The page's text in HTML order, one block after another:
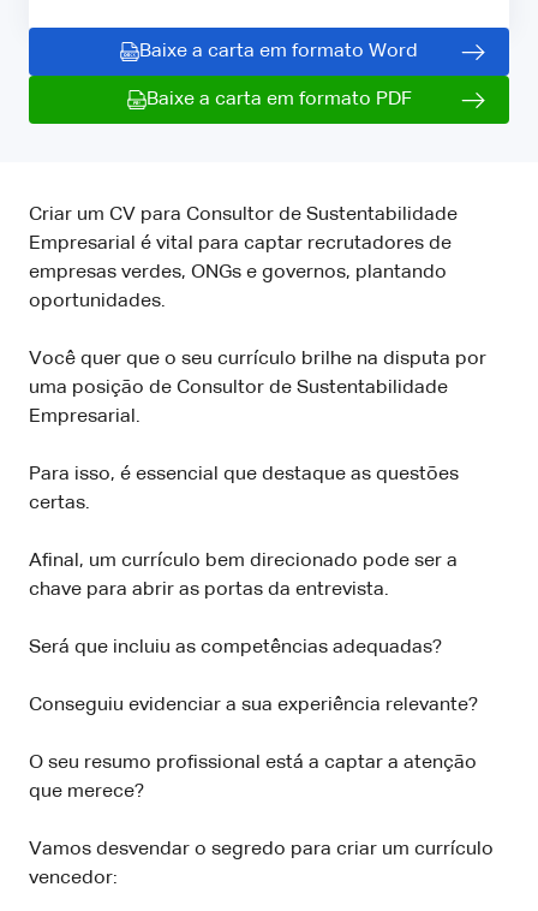
Baixe a carta em formato Word
Baixe a carta em formato PDF
Criar um CV para Consultor de Sustentabilidade
Empresarial é vital para captar recrutadores de
empresas verdes, ONGs e governos, plantando
oportunidades.
Você quer que o seu currículo brilhe na disputa por
uma posição de Consultor de Sustentabilidade
Empresarial.
Para isso, é essencial que destaque as questões
certas.
Afinal, um currículo bem direcionado pode ser a
chave para abrir as portas da entrevista.
Será que incluiu as competências adequadas?
Conseguiu evidenciar a sua experiência relevante?
O seu resumo profissional está a captar a atenção
que merece?
Vamos desvendar o segredo para criar um currículo
vencedor: